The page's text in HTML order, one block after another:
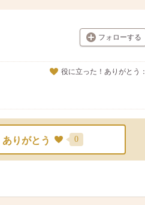
フォローする
役に立った！ありがとう：
ありがとう 0